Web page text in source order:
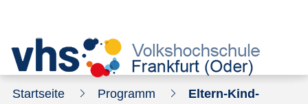
Startseite Programm
Eltern-Kind-